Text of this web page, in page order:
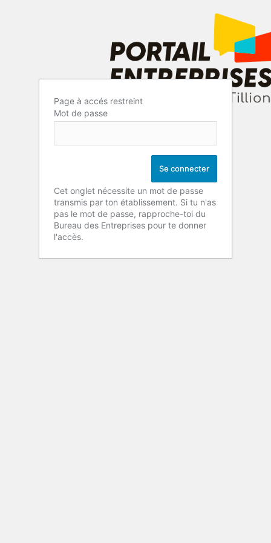
Page à accés restreint
Mot de passe
Cet onglet nécessite un mot de passe
transmis par ton établissement. Si tu n'as
pas le mot de passe, rapproche-toi du
Bureau des Entreprises pour te donner
l'accès.